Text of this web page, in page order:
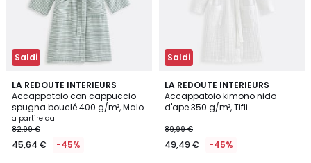
Saldi
LA REDOUTE INTERIEURS
Accappatoio con cappuccio
spugna bouclé 400 g/m², Malo
a partire da
82,99 €
45,64 € -45%
4
/
5
3
Colori
Saldi
LA REDOUTE INTERIEURS
Accappatoio kimono nido
d'ape 350 g/m², Tifli
89,99 €
49,49 € -45%
4,1
/ 5
3
Colori